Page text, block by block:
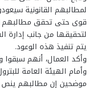
لمطالبهم القانونية
قوى حتى تحقق مطالبهم
لتحقيقها من جانب إدارة
يتم تنفيذ هذه الوعود.
وأكد العمال، أنهم سبقوا
وأمام الهيئة العامة
موضحين إن مطالبهم ينص